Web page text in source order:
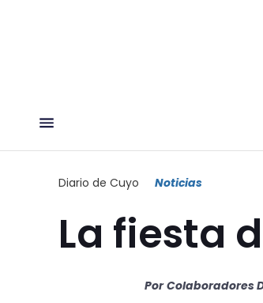
Diario de Cuyo Noticias
La fiesta
Por Colaboradores